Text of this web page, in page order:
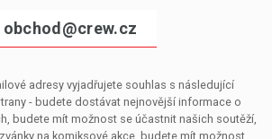
obchod@crew.cz
adresy vyjadřujete souhlas s následující
- budete dostávat nejnovější informace o
budete mít možnost se účastnit našich soutěží,
na komiksové akce, budete mít možnost